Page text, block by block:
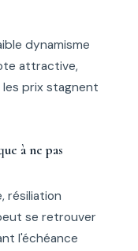
dynamisme
attractive,
prix stagnent
à ne pas
résiliation
se retrouver
l'échéance